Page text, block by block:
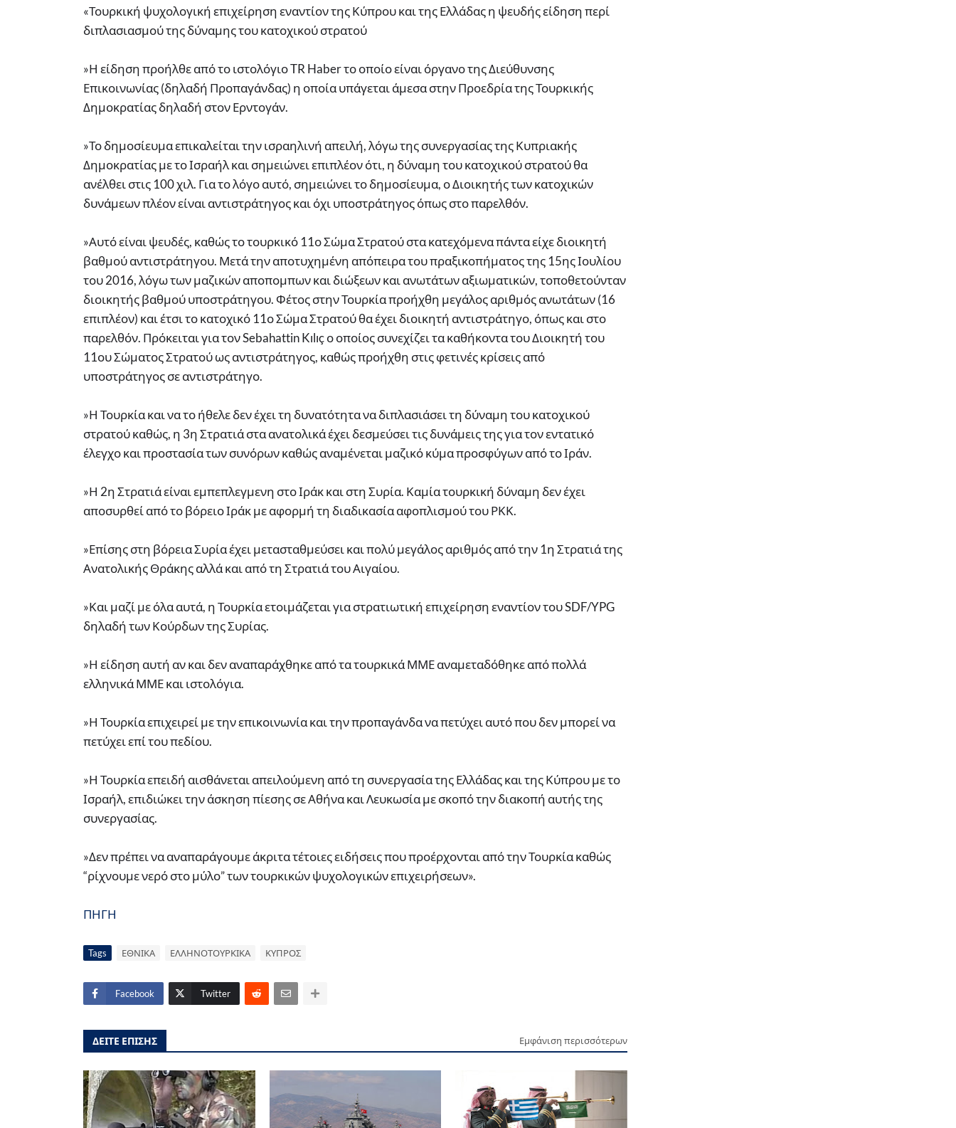
«Τουρκική ψυχολογική επιχείρηση εναντίον της Κύπρου και της Ελλάδας η ψευδής είδηση περί
διπλασιασμού της δύναμης του κατοχικού στρατού
»Η είδηση προήλθε από το ιστολόγιο TR Haber το οποίο είναι όργανο της Διεύθυνσης
Επικοινωνίας (δηλαδή Προπαγάνδας) η οποία υπάγεται άμεσα στην Προεδρία της Τουρκικής
Δημοκρατίας δηλαδή στον Ερντογάν.
»Το δημοσίευμα επικαλείται την ισραηλινή απειλή, λόγω της συνεργασίας της Κυπριακής
Δημοκρατίας με το Ισραήλ και σημειώνει επιπλέον ότι, η δύναμη του κατοχικού στρατού θα
ανέλθει στις 100 χιλ. Για το λόγο αυτό, σημειώνει το δημοσίευμα, ο Διοικητής των κατοχικών
δυνάμεων πλέον είναι αντιστράτηγος και όχι υποστράτηγος όπως στο παρελθόν.
»Αυτό είναι ψευδές, καθώς το τουρκικό 11ο Σώμα Στρατού στα κατεχόμενα πάντα είχε διοικητή
βαθμού αντιστράτηγου. Μετά την αποτυχημένη απόπειρα του πραξικοπήματος της 15ης Ιουλίου
του 2016, λόγω των μαζικών αποπομπων και διώξεων και ανωτάτων αξιωματικών, τοποθετούνταν
διοικητής βαθμού υποστράτηγου. Φέτος στην Τουρκία προήχθη μεγάλος αριθμός ανωτάτων (16
επιπλέον) και έτσι το κατοχικό 11ο Σώμα Στρατού θα έχει διοικητή αντιστράτηγο, όπως και στο
παρελθόν. Πρόκειται για τον Sebahattin Kılıç ο οποίος συνεχίζει τα καθήκοντα του Διοικητή του
11ου Σώματος Στρατού ως αντιστράτηγος, καθώς προήχθη στις φετινές κρίσεις από
υποστράτηγος σε αντιστράτηγο.
»Η Τουρκία και να το ήθελε δεν έχει τη δυνατότητα να διπλασιάσει τη δύναμη του κατοχικού
στρατού καθώς, η 3η Στρατιά στα ανατολικά έχει δεσμεύσει τις δυνάμεις της για τον εντατικό
έλεγχο και προστασία των συνόρων καθώς αναμένεται μαζικό κύμα προσφύγων από το Ιράν.
»Η 2η Στρατιά είναι εμπεπλεγμενη στο Ιράκ και στη Συρία. Καμία τουρκική δύναμη δεν έχει
αποσυρθεί από το βόρειο Ιράκ με αφορμή τη διαδικασία αφοπλισμού του ΡΚΚ.
»Επίσης στη βόρεια Συρία έχει μετασταθμεύσει και πολύ μεγάλος αριθμός από την 1η Στρατιά της
Ανατολικής Θράκης αλλά και από τη Στρατιά του Αιγαίου.
»Και μαζί με όλα αυτά, η Τουρκία ετοιμάζεται για στρατιωτική επιχείρηση εναντίον του SDF/YPG
δηλαδή των Κούρδων της Συρίας.
»Η είδηση αυτή αν και δεν αναπαράχθηκε από τα τουρκικά ΜΜΕ αναμεταδόθηκε από πολλά
ελληνικά ΜΜΕ και ιστολόγια.
»Η Τουρκία επιχειρεί με την επικοινωνία και την προπαγάνδα να πετύχει αυτό που δεν μπορεί να
πετύχει επί του πεδίου.
»Η Τουρκία επειδή αισθάνεται απειλούμενη από τη συνεργασία της Ελλάδας και της Κύπρου με το
Ισραήλ, επιδιώκει την άσκηση πίεσης σε Αθήνα και Λευκωσία με σκοπό την διακοπή αυτής της
συνεργασίας.
»Δεν πρέπει να αναπαράγουμε άκριτα τέτοιες ειδήσεις που προέρχονται από την Τουρκία καθώς
“ρίχνουμε νερό στο μύλο” των τουρκικών ψυχολογικών επιχειρήσεων».
ΠΗΓΗ
Tags ΕΘΝΙΚΑ ΕΛΛΗΝΟΤΟΥΡΚΙΚΑ ΚΥΠΡΟΣ
Facebook Twitter
ΔΕΙΤΕ ΕΠΙΣΗΣ Εμφάνιση περισσότερων